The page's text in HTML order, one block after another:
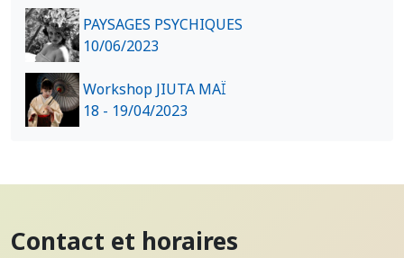
PAYSAGES PSYCHIQUES
10/06/2023
Workshop JIUTA MAÏ
18 - 19/04/2023
Contact et horaires